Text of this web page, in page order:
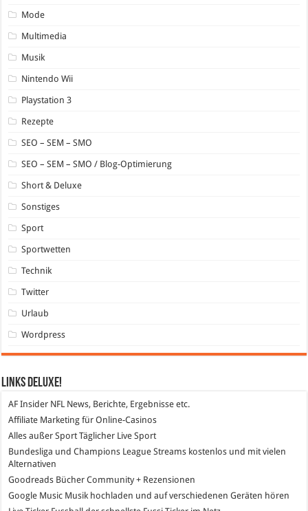
Mode
Multimedia
Musik
Nintendo Wii
Playstation 3
Rezepte
SEO – SEM – SMO
SEO – SEM – SMO / Blog-Optimierung
Short & Deluxe
Sonstiges
Sport
Sportwetten
Technik
Twitter
Urlaub
Wordpress
Links DeLuXe!
AF Insider NFL News, Berichte, Ergebnisse etc.
Affiliate Marketing für Online-Casinos
Alles außer SportTäglicher Live Sport
Bundesliga und Champions League Streams kostenlos und mit vielen
Alternativen
Goodreads Bücher Community + Rezensionen
Google Music Musik hochladen und auf verschiedenen Geräten hören